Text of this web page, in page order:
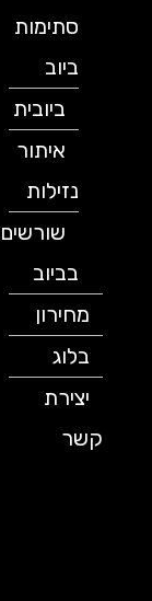
סתימות
ביובית
איתור
נזילות
שורשים
בביוב
מחירון
יצירת
קשר